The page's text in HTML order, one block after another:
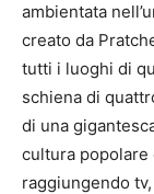
ambientata
creato da
tutti i luoghi di
schiena di
di una
cultura
raggiungendo